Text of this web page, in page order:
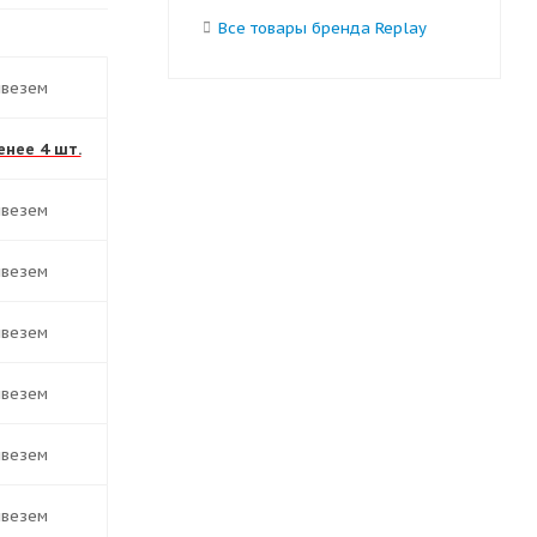
4 шт.
Все товары бренда Replay